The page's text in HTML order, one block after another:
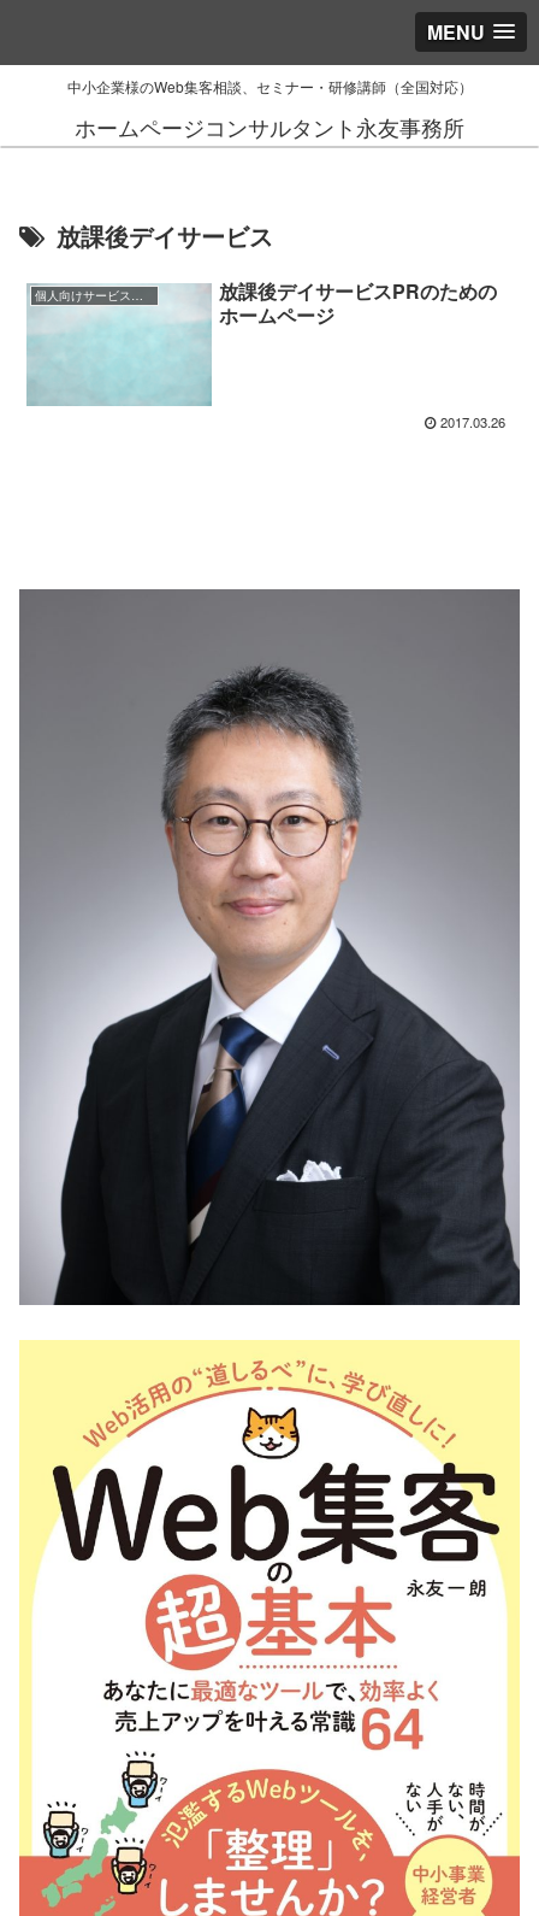
MENU
中小企業様のWeb集客相談、セミナー・研修講師（全国対応）
ホームページコンサルタント永友事務所
放課後デイサービス
個人向けサービス業様（BtoC）のご相談事例
放課後デイサービスPRのための
ホームページ
2017.03.26